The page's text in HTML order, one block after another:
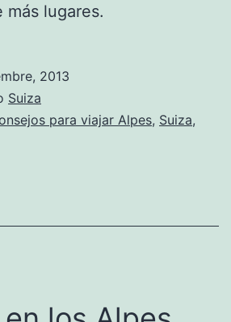
más lugares.
2013
Suiza
para viajar Alpes, Suiza,